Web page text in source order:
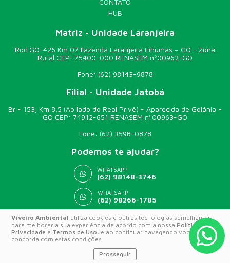
Viveiro Ambiental utiliza cookies e outras tecnologias semelhantes
para melhorar a sua experiência de acordo com a nossa Política de
Privacidade e Termos de Uso, e ao continuar navegando você
concorda com estas condições.
Prosseguir
CONTATO
HUB
Matriz - Unidade Laranjeira
Rod.GO-426 Km 07 Fazenda Laranjeira Inhumas – GO - Zona
Rural CEP: 75400-000 RENASEM nº00962-GO
Fone: (62) 98143-9878
Filial - Unidade Jatobá
Br - 153, Km 8,5 (Ao lado do Real Privê) - Aparecida de Goiânia -
GO CEP: 74912-651 RENASEM nº00963-GO
Fone: (62) 3598-0878
Podemos te ajudar?
WHATSAPP
(62) 98148-3746
WHATSAPP
(62) 98266-1785
© 2026 VIVEIRO AMBIENTAL